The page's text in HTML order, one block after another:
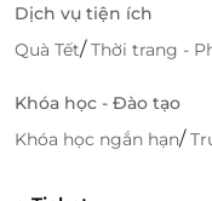
Tiếp nối hành
món từ thịt bò,
nóng mực chiên
cá hấp, mì Ý, cơm
Dịch vụ tiện ích
Quà Tết/Thời trang -
Khóa học - Đào tạo
Khóa học ngắn hạn/